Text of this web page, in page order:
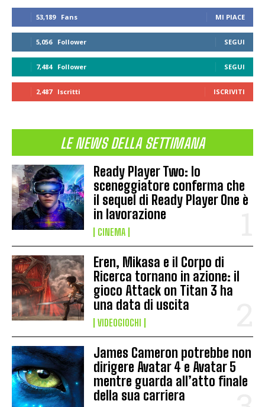
53,189 Fans MI PIACE
5,056 Follower SEGUI
7,484 Follower SEGUI
2,487 Iscritti ISCRIVITI
LE NEWS DELLA SETTIMANA
Ready Player Two: lo
sceneggiatore conferma che
il sequel di Ready Player One è
in lavorazione
CINEMA
Eren, Mikasa e il Corpo di
Ricerca tornano in azione: il
gioco Attack on Titan 3 ha
una data di uscita
VIDEOGIOCHI
James Cameron potrebbe non
dirigere Avatar 4 e Avatar 5
mentre guarda all’atto finale
della sua carriera